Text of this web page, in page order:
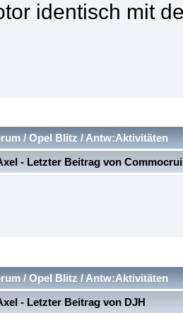
identisch mit
/ Opel Blitz /Antw:Aktivitäten
- Letzter Beitrag von
/ Opel Blitz /Antw:Aktivitäten
- Letzter Beitrag von DJH